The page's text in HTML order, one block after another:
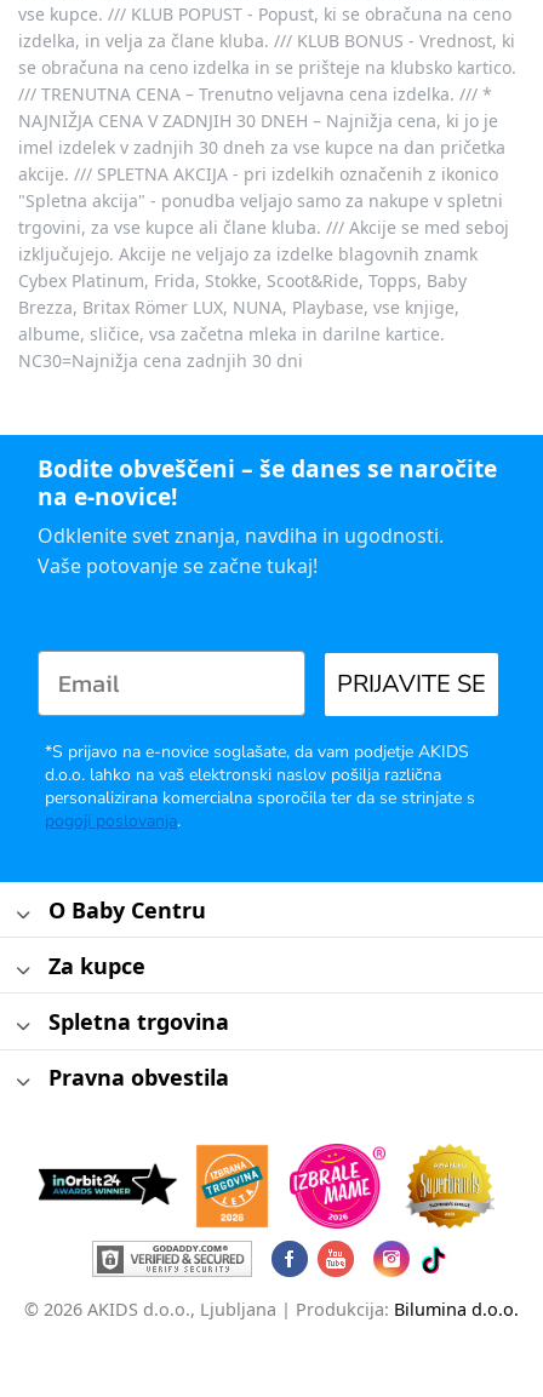
vse kupce. /// KLUB POPUST - Popust, ki se obračuna na ceno
izdelka, in velja za člane kluba. /// KLUB BONUS - Vrednost, ki
se obračuna na ceno izdelka in se prišteje na klubsko kartico.
/// TRENUTNA CENA – Trenutno veljavna cena izdelka. /// *
NAJNIŽJA CENA V ZADNJIH 30 DNEH – Najnižja cena, ki jo je
imel izdelek v zadnjih 30 dneh za vse kupce na dan pričetka
akcije. /// SPLETNA AKCIJA - pri izdelkih označenih z ikonico
"Spletna akcija" - ponudba veljajo samo za nakupe v spletni
trgovini, za vse kupce ali člane kluba. /// Akcije se med seboj
izključujejo. Akcije ne veljajo za izdelke blagovnih znamk
Cybex Platinum, Frida, Stokke, Scoot&Ride, Topps, Baby
Brezza, Britax Römer LUX, NUNA, Playbase, vse knjige,
albume, sličice, vsa začetna mleka in darilne kartice.
NC30=Najnižja cena zadnjih 30 dni
Bodite obveščeni – še danes se naročite
na e-novice!
Odklenite svet znanja, navdiha in ugodnosti.
Vaše potovanje se začne tukaj!
PRIJAVITE SE
*S prijavo na e-novice soglašate, da vam podjetje AKIDS
d.o.o. lahko na vaš elektronski naslov pošilja različna
personalizirana komercialna sporočila ter da se strinjate s
pogoji poslovanja.
O Baby Centru
Za kupce
Spletna trgovina
Pravna obvestila
© 2026 AKIDS d.o.o., Ljubljana | Produkcija: Bilumina d.o.o.